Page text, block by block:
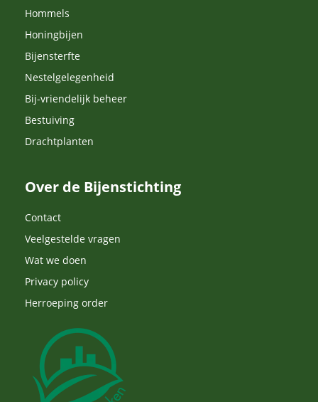
Hommels
Honingbijen
Bijensterfte
Nestelgelegenheid
Bij-vriendelijk beheer
Bestuiving
Drachtplanten
Over de Bijenstichting
Contact
Veelgestelde vragen
Wat we doen
Privacy policy
Herroeping order